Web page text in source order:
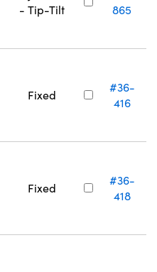
- Tip-Tilt
865
Fixed
#36-
416
Fixed
#36-
418